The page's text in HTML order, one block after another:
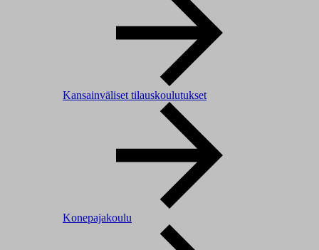
Kansainväliset tilauskoulutukset
Konepajakoulu